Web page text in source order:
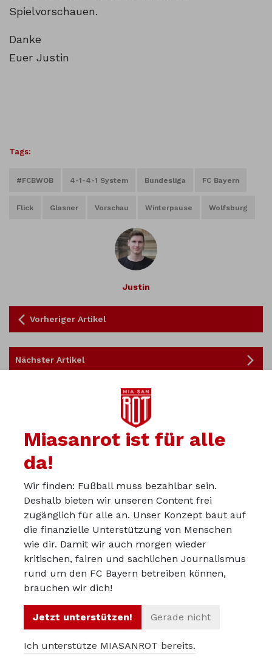
Spielvorschauen.
Danke
Euer Justin
Tags:
#FCBWOB 4-1-4-1 System Bundesliga FC Bayern
Flick Glasner Vorschau Winterpause Wolfsburg
Justin
Vorheriger Artikel
Nächster Artikel
♥ Artikel teilen
teilen teilen
teilen teilen
teilen
Miasanrot ist für alle
da!
Wir finden: Fußball muss bezahlbar sein.
Deshalb bieten wir unseren Content frei
zugänglich für alle an. Unser Konzept baut auf
die finanzielle Unterstützung von Menschen
wie dir. Damit wir auch morgen wieder
kritischen, fairen und sachlichen Journalismus
rund um den FC Bayern betreiben können,
brauchen wir dich!
Jetzt unterstützen! Gerade nicht
Ich unterstütze MIASANROT bereits.